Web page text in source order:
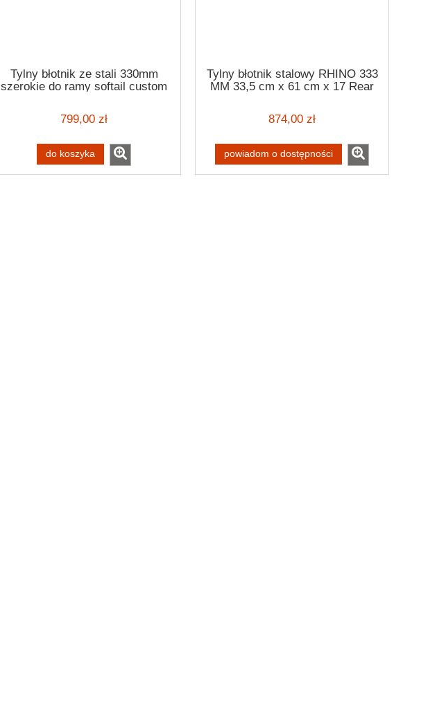
Tylny błotnik ze stali 330mm
szerokie do ramy softail custom
799,00 zł
do koszyka
Tylny błotnik stalowy RHINO 333
MM 33,5 cm x 61 cm x 17 Rear
874,00 zł
powiadom o dostępności